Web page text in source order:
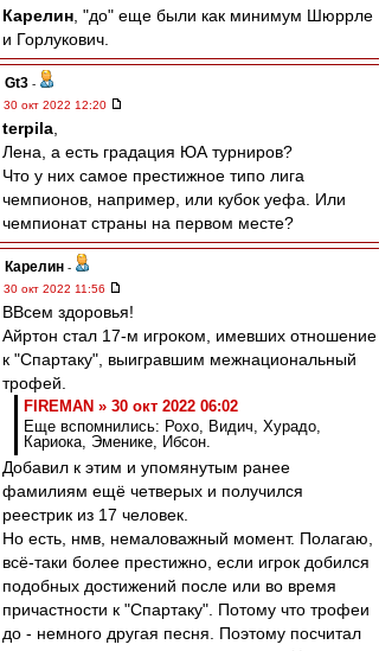
Карелин , "до" еще были как минимум Шюррле
и Горлукович.
Gt3 -
30 окт 2022 12:20
terpila
Лена, а есть градация ЮА турниров?
Что у них самое престижное типо лига
чемпионов, например, или кубок уефа. Или
чемпионат страны на первом месте?
Карелин -
30 окт 2022 11:56
ВВсем здоровья!
Айртон стал 17-м игроком, имевших отношение
к "Спартаку", выигравшим межнациональный
трофей.
FIREMAN » 30 окт 2022 06:02
Еще вспомнились: Рохо, Видич, Хурадо,
Кариока, Эменике, Ибсон.
Добавил к этим и упомянутым ранее
фамилиям ещё четверых и получился
реестрик из 17 человек.
Но есть, нмв, немаловажный момент. Полагаю,
всё-таки более престижно, если игрок добился
подобных достижений после или во время
причастности к "Спартаку". Потому что трофеи
до - немного другая песня. Поэтому посчитал